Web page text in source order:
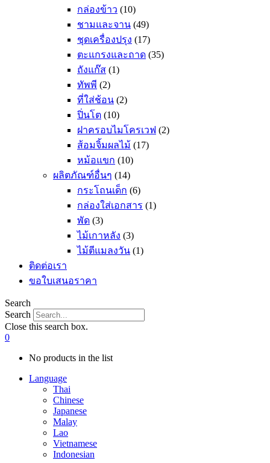
กล่องข้าว (10)
ชามและจาน (49)
ชุดเครื่องปรุง (17)
ตะแกรงและถาด (35)
ถังแก๊ส (1)
ทัพพี (2)
ที่ใส่ช้อน (2)
ปิ่นโต (10)
ฝาครอบไมโครเวฟ (2)
ส้อมจิ้มผลไม้ (17)
หม้อแขก (10)
ผลิตภัณฑ์อื่นๆ (14)
กระโถนเด็ก (6)
กล่องใส่เอกสาร (1)
พัด (3)
ไม้เกาหลัง (3)
ไม้ตีแมลงวัน (1)
ติดต่อเรา
ขอใบเสนอราคา
Search
Search
Close this search box.
0
No products in the list
Language
Thai
Chinese
Japanese
Malay
Lao
Vietnamese
Indonesian